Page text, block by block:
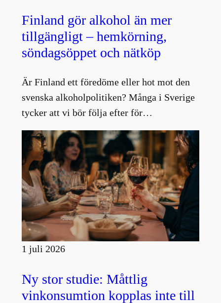
Finland gör alkohol än mer
tillgängligt – hemkörning,
söndagsöppet och nätköp
Är Finland ett föredöme eller hot mot den
svenska alkoholpolitiken? Många i Sverige
tycker att vi bör följa efter för…
1 juli 2026
Ny stor studie: Måttlig
vinkonsumtion kopplas inte till